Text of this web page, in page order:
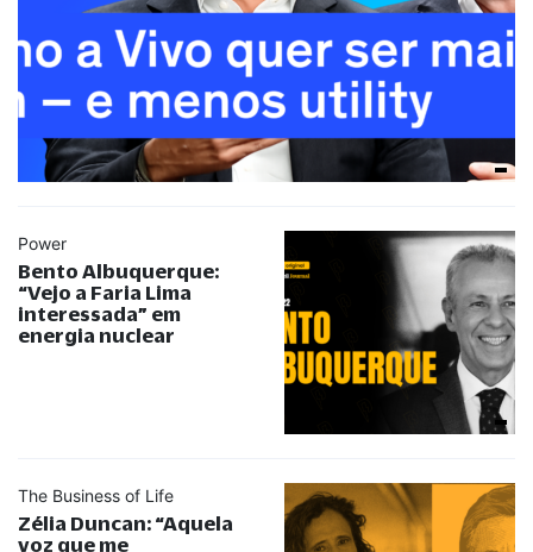
Power
Bento Albuquerque:
“Vejo a Faria Lima
interessada” em
energia nuclear
The Business of Life
Zélia Duncan: “Aquela
voz que me